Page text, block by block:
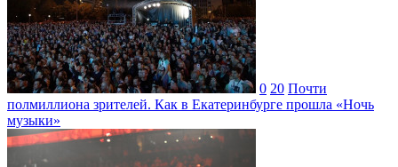
0 20 Почти
полмиллиона зрителей. Как в Екатеринбурге прошла «Ночь
музыки»